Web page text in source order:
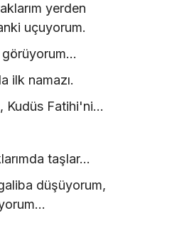
yerden
uçuyorum.
ilk namazı.
Kudüs Fatihi'ni...
taşlar...
düşüyorum,